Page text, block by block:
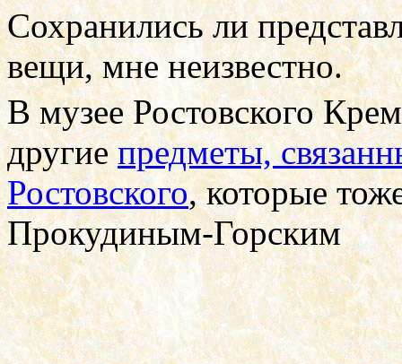
Сохранились ли
вещи, мне неизвестно.
В музее Ростовского
другиепредметы,
Ростовского, которые
Прокудиным-Горским